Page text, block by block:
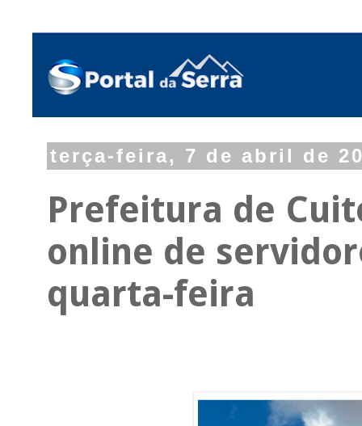
terça-feira, 7 de abril de
Prefeitura de
online de
quarta-feira